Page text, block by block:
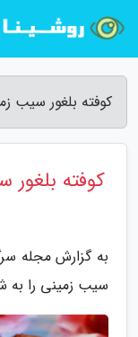
کوفته بلغور
کوفته
به گزارش مجله
سیب زمینی را